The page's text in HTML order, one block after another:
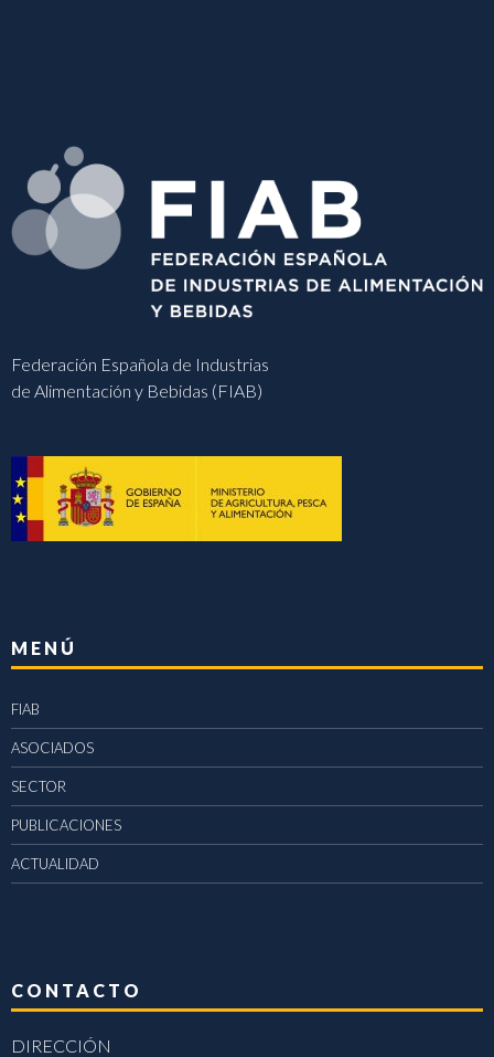
Federación Española de Industrias
de Alimentación y Bebidas (FIAB)
MENÚ
FIAB
ASOCIADOS
SECTOR
PUBLICACIONES
ACTUALIDAD
CONTACTO
DIRECCIÓN